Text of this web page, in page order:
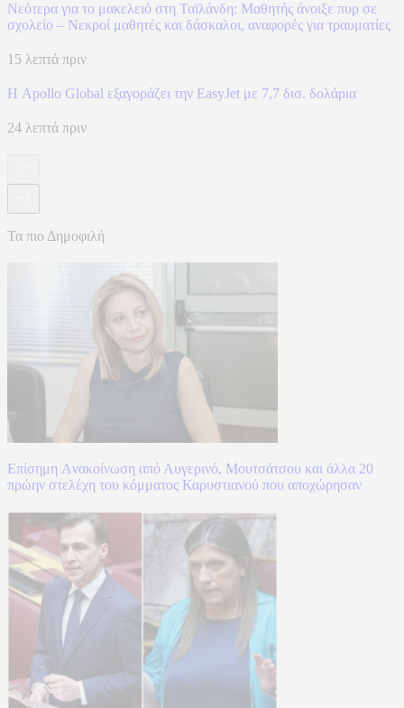
Νεότερα για το μακελειό στη Ταϊλάνδη: Μαθητής άνοιξε πυρ σε
σχολείο – Νεκροί μαθητές και δάσκαλοι, αναφορές για τραυματίες
15 λεπτά πριν
Η Apollo Global εξαγοράζει την EasyJet με 7,7 δισ. δολάρια
24 λεπτά πριν
Τα πιο Δημοφιλή
Επίσημη Aνακοίνωση από Αυγερινό, Μουτσάτσου και άλλα 20
πρώην στελέχη του κόμματος Καρυστιανού που αποχώρησαν